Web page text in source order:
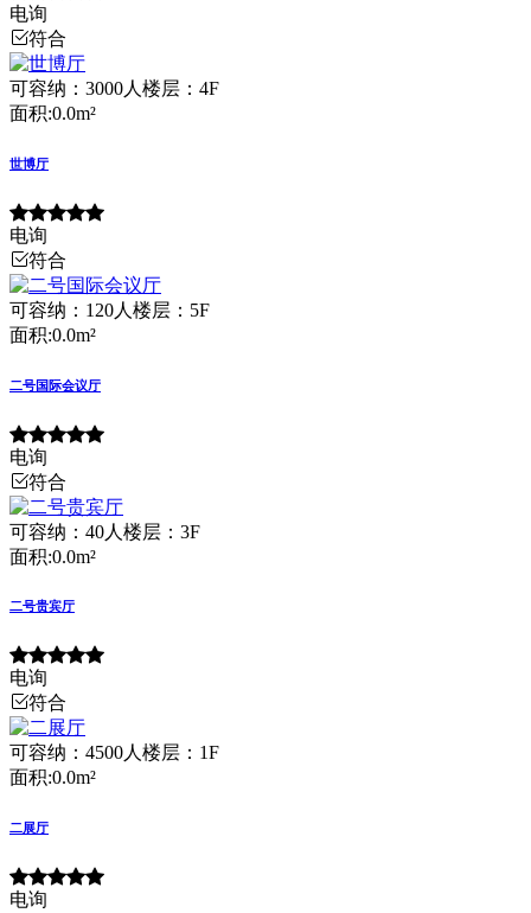
电询
符合
可容纳：3000人 楼层：4F
面积:0.0m²
世博厅
电询
符合
可容纳：120人 楼层：5F
面积:0.0m²
二号国际会议厅
电询
符合
可容纳：40人 楼层：3F
面积:0.0m²
二号贵宾厅
电询
符合
可容纳：4500人楼层：1F
面积:0.0m²
二展厅
电询